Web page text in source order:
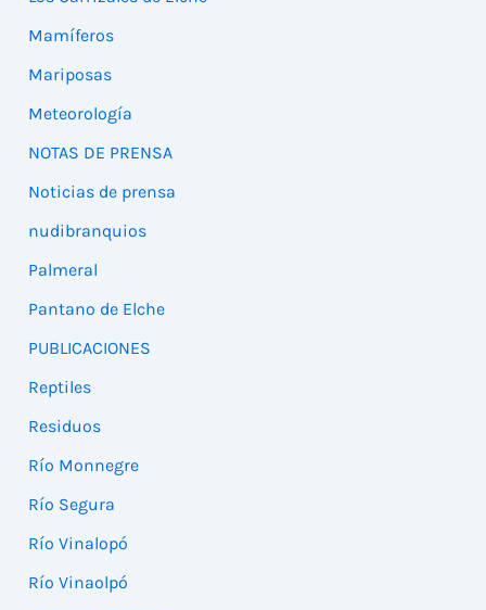
Mamíferos
Mariposas
Meteorología
NOTAS DE PRENSA
Noticias de prensa
nudibranquios
Palmeral
Pantano de Elche
PUBLICACIONES
Reptiles
Residuos
Río Monnegre
Río Segura
Río Vinalopó
Río Vinaolpó